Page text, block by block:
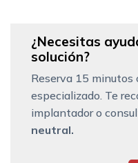
¿Necesitas
solución?
Reserva 15 minutos
especializado. Te
implantador o
neutral.